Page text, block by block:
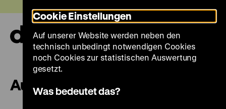
zum
Seiteninhalt
springen
Ausstellungen 2005
Cookie Einstellungen
Auf unserer Website werden neben den
technisch unbedingt notwendigen Cookies
noch Cookies zur statistischen Auswertung
gesetzt.
Was bedeutet das?